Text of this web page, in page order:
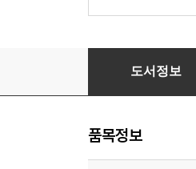
깨끗한 존경
도서정보
품목정보